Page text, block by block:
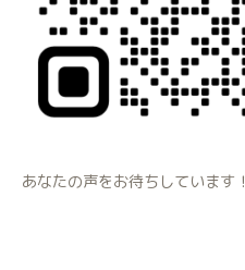
あなたの声をお待ちしています！